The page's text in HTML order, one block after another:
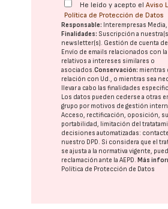
He leído y acepto elAviso
Política de Protección de Datos
Responsable: Interempresas Media,
Finalidades: Suscripción a
newsletter(s). Gestión de cuenta
Envío de emails relacionados con la
relativos a intereses similares o
asociados.Conservación: mientras
relación con Ud., o mientras sea
llevar a cabo las finalidades
Los datos pueden cederse a otras
grupo por motivos de gestión
Acceso, rectificación, oposición,
portabilidad, limitación del
decisiones automatizadas:
nuestro DPD. Si considera que el
se ajusta a la normativa vigente,
reclamación ante laAEPD. Más
Política de Protección de Datos